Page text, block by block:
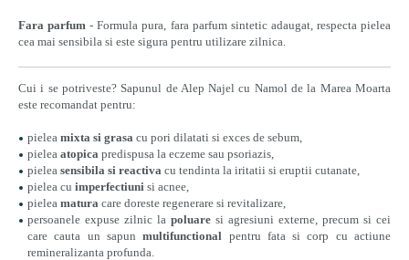
Fara parfum - Formula pura, fara parfum sintetic adaugat, respecta pielea
cea mai sensibila si este sigura pentru utilizare zilnica.
Cui i se potriveste? Sapunul de Alep Najel cu Namol de la Marea Moarta
este recomandat pentru:
pielea mixta si grasa cu pori dilatati si exces de sebum,
pielea atopica predispusa la eczeme sau psoriazis,
pielea sensibila si reactiva cu tendinta la iritatii si eruptii cutanate,
pielea cu imperfectiuni si acnee,
pielea matura care doreste regenerare si revitalizare,
persoanele expuse zilnic la poluare si agresiuni externe, precum si cei
care cauta un sapunmultifunctional pentru fata si corp cu actiune
remineralizanta profunda.